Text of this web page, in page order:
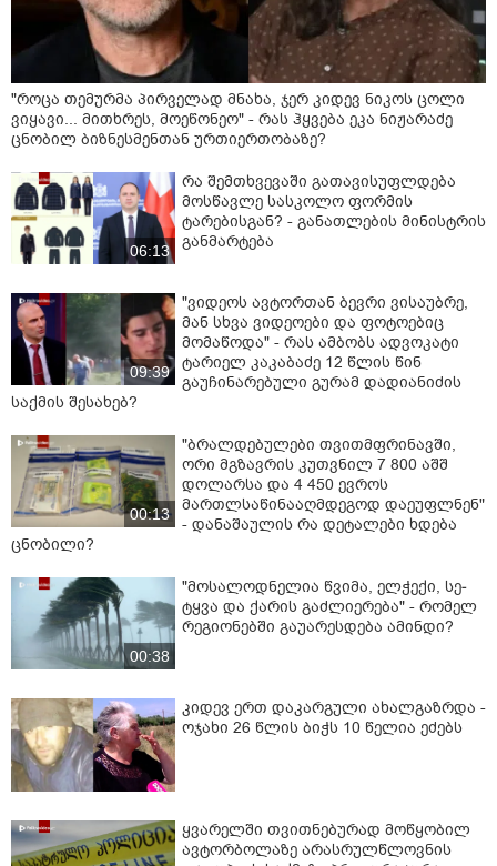
"როცა თემურმა პირველად მნახა, ჯერ კიდევ ნიკოს ცოლი
ვიყავი... მითხრეს, მოეწონეო" - რას ჰყვება ეკა ნიჟარაძე
ცნობილ ბიზნესმენთან ურთიერთობაზე?
06:13
რა შემთხვევაში გათავისუფლდება
მოსწავლე სასკოლო ფორმის
ტარებისგან? - განათლების მინისტრის
განმარტება
09:39
"ვიდეოს ავტორთან ბევრი ვისაუბრე,
მან სხვა ვიდეოები და ფოტოებიც
მომაწოდა" - რას ამბობს ადვოკატი
ტარიელ კაკაბაძე 12 წლის წინ
გაუჩინარებული გურამ დადიანიძის
საქმის შესახებ?
00:13
"ბრალდებულები თვითმფრინავში,
ორი მგზავრის კუთვნილ 7 800 აშშ
დოლარსა და 4 450 ევროს
მართლსაწინააღმდეგოდ დაეუფლნენ"
- დანაშაულის რა დეტალები ხდება
ცნობილი?
00:38
"მოსალოდნელია წვიმა, ელ­ჭე­ქი, სე­
ტყვა და ქა­რის გაძ­ლი­ე­რე­ბა" - რომელ
რეგიონებში გაუარესდება ამინდი?
კიდევ ერთ დაკარგული ახალგაზრდა -
ოჯახი 26 წლის ბიჭს 10 წელია ეძებს
ყვარელში თვითნებურად მოწყობილ
ავტორბოლაზე არასრულწლოვნის